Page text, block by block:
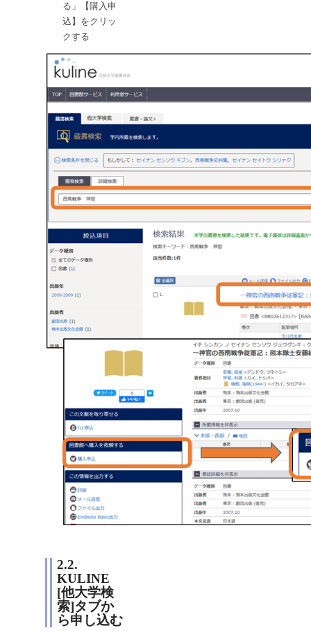
る」【購入申
込】をクリッ
クする
2.2.
KULINE
[他大学検
索]タブか
ら申し込む